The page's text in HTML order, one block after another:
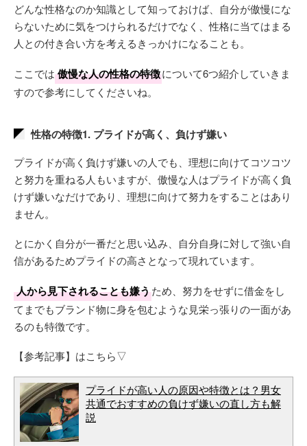
どんな性格なのか知識として知っておけば、自分が傲慢にな
らないために気をつけられるだけでなく、性格に当てはまる
人との付き合い方を考えるきっかけになることも。
ここでは 傲慢な人の性格の特徴について6つ紹介していきま
すので参考にしてくださいね。
性格の特徴1. プライドが高く、負けず嫌い
プライドが高く負けず嫌いの人でも、理想に向けてコツコツ
と努力を重ねる人もいますが、傲慢な人はプライドが高く負
けず嫌いなだけであり、理想に向けて努力をすることはあり
ません。
とにかく自分が一番だと思い込み、自分自身に対して強い自
信があるためプライドの高さとなって現れています。
人から見下されることも嫌うため、努力をせずに借金をし
てまでもブランド物に身を包むような見栄っ張りの一面があ
るのも特徴です。
【参考記事】はこちら▽
プライドが高い人の原因や特徴とは？男女
共通でおすすめの負けず嫌いの直し方も解
説